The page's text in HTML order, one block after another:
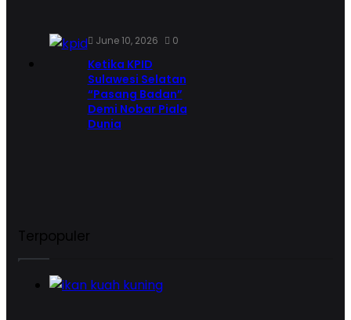
June 10, 2026 0
Ketika KPID
Sulawesi Selatan
“Pasang Badan”
Demi Nobar Piala
Dunia
Terpopuler